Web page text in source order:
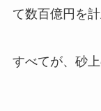
て数百億円を
すべてが、砂